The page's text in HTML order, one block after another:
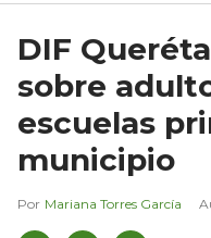
DIF
sobre
escuelas
municipio
Mariana Torres García